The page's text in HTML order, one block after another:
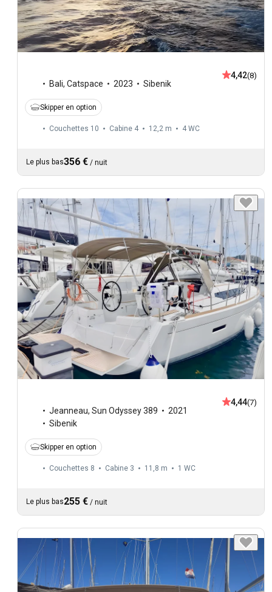
Bali, Catspace 2023 Sibenik
4,42(8)
Skipper en option
Couchettes 10 Cabine 4 12,2 m 4 WC
Le plus bas356 € / nuit
Jeanneau, Sun Odyssey 389
2021
Sibenik
4,44(7)
Skipper en option
Couchettes 8 Cabine 3 11,8 m 1 WC
Le plus bas255 € / nuit